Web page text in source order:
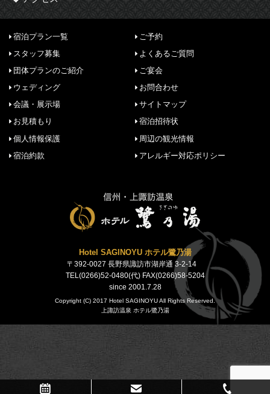
宿泊プラン一覧
ご予約
スタッフ募集
よくあるご質問
団体プランのご紹介
ご宴会
ウェディング
お問合わせ
会議・展示場
サイトマップ
お見積もり
宿泊招待状
個人情報保護
周辺の観光情報
宿泊約款
アレルギー対応ポリシー
Hotel SAGINOYU ホテル鷺乃湯
〒392-0027 長野県諏訪市湖岸通 3-2-14
TEL(0266)52-0480(代) FAX(0266)58-5204
since 2001.7.28
Copyright (C) 2017 Hotel SAGINOYU All Rights Reserved.
上諏訪温泉 ホテル鷺乃湯